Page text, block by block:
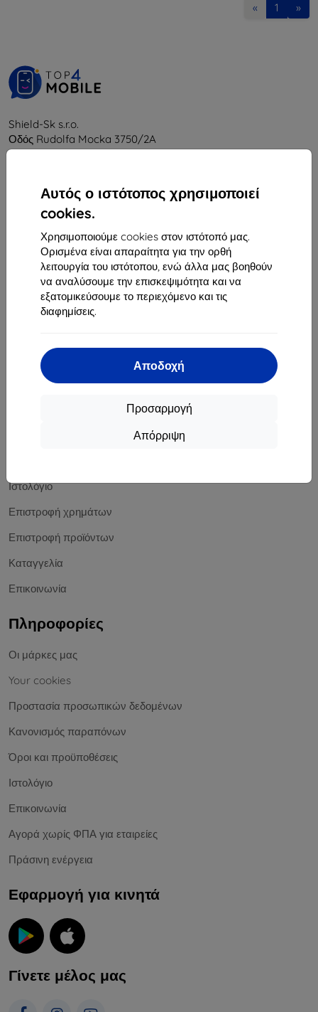
Αυτός ο ιστότοπος χρησιμοποιεί
cookies.
Χρησιμοποιούμε cookies στον ιστότοπό μας.
Ορισμένα είναι απαραίτητα για την ορθή
λειτουργία του ιστότοπου, ενώ άλλα μας βοηθούν
να αναλύσουμε την επισκεψιμότητα και να
εξατομικεύσουμε το περιεχόμενο και τις
διαφημίσεις.
Αποδοχή
Προσαρμογή
Απόρριψη
« 1 »
Shield-Sk s.r.o.
Οδός Rudolfa Mocka 3750/2A
841 04 Bratislava
ΑΦΜ ΦΠΑ:SK2023549671
Επικοινωνία
info@top4mobile.eu
Γράψτε μας
Σάββατο και Κυριακή:
Ιστολόγιο
Επιστροφή χρημάτων
Επιστροφή προϊόντων
Καταγγελία
Επικοινωνία
Πληροφορίες
Οι μάρκες μας
Your cookies
Προστασία προσωπικών δεδομένων
Κανονισμός παραπόνων
Όροι και προϋποθέσεις
Ιστολόγιο
Επικοινωνία
Αγορά χωρίς ΦΠΑ για εταιρείες
Πράσινη ενέργεια
Εφαρμογή για κινητά
Γίνετε μέλος μας